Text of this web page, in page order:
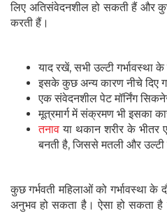
लिए अतिसंवेदनशील हो सकती हैं और
करती हैं।
याद रखें, सभी उल्टी गर्भावस्था
इसके कुछ अन्य कारण नीचे दिए
एक संवेदनशील पेट मॉर्निंग
मूत्रमार्ग में संक्रमण भी इसका
तनाव या थकान शरीर के भीतर
बनती है, जिससे मतली और उल्टी
कुछ गर्भवती महिलाओं को गर्भावस्था
अनुभव हो सकता है। ऐसा हो सकता है